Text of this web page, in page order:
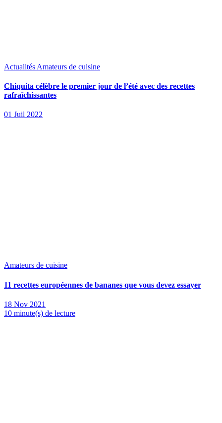
Actualités Amateurs de cuisine
Chiquita célèbre le premier jour de l’été avec des recettes
rafraîchissantes
01 Juil 2022
Amateurs de cuisine
11 recettes européennes de bananes que vous devez essayer
18 Nov 2021
10 minute(s) de lecture